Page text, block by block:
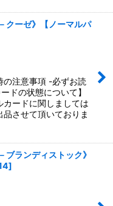
クーゼ》【ノーマルパ
の注意事項 -必ずお読
ドの状態について】
ードに関しましては
させて頂いておりま
ブランディストック》
]